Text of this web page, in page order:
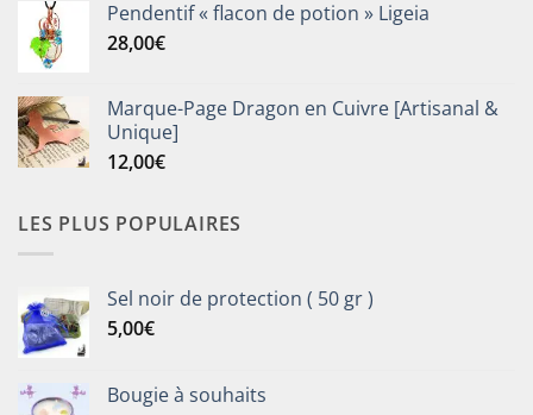
Pendentif « flacon de potion » Ligeia
28,00€
Marque-Page Dragon en Cuivre [Artisanal &
Unique]
12,00€
LES PLUS POPULAIRES
Sel noir de protection ( 50 gr )
5,00€
Bougie à souhaits